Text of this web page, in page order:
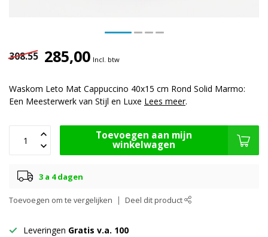
308.55 285,00 Incl. btw
Waskom Leto Mat Cappuccino 40x15 cm Rond Solid Marmo:
Een Meesterwerk van Stijl en Luxe Lees meer.
Toevoegen aan mijn
winkelwagen
3 a 4 dagen
Toevoegen om te vergelijken Deel dit product
Leveringen Gratis v.a. 100